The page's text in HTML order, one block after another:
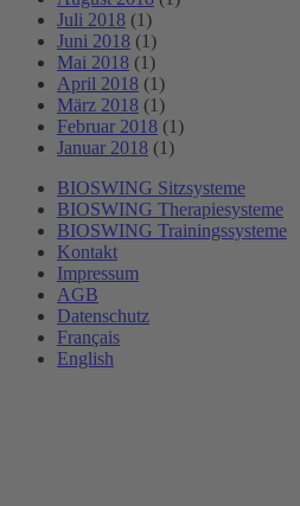
Juli 2018 (1)
Juni 2018 (1)
Mai 2018 (1)
April 2018 (1)
März 2018 (1)
Februar 2018 (1)
Januar 2018 (1)
BIOSWING Sitzsysteme
BIOSWING Therapiesysteme
BIOSWING Trainingssysteme
Kontakt
Impressum
AGB
Datenschutz
Français
English